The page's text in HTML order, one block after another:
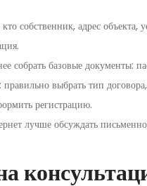
собственник, адрес
собрать базовые
выбрать тип
регистрацию.
лучше обсуждать